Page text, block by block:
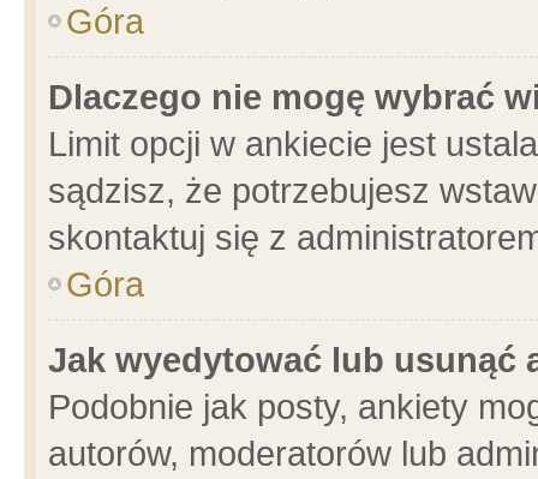
Góra
Dlaczego nie mogę wybrać
Limit opcji w ankiecie jest
sądzisz, że potrzebujesz
skontaktuj się z
Góra
Jak wyedytować lub usunąć
Podobnie jak posty, ankiety
autorów, moderatorów lub